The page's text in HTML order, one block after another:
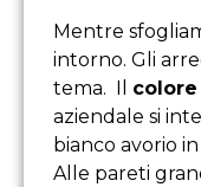
Mentre
intorno. Gli
tema. Il
aziendale si
bianco avorio
Alle pareti